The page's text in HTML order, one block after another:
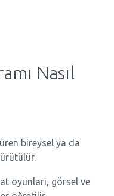
Nasıl
bireysel ya da
oyunları, görsel ve